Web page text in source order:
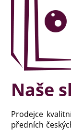
Naše
Prodejce
předních